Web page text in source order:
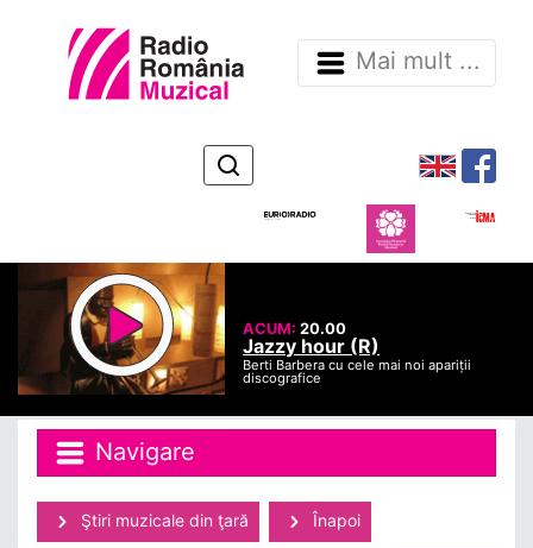
Mai mult ...
ACUM:20.00
Jazzy hour (R)
Berti Barbera cu cele mai noi apariții
discografice
Navigare
Ştiri muzicale din ţară Înapoi